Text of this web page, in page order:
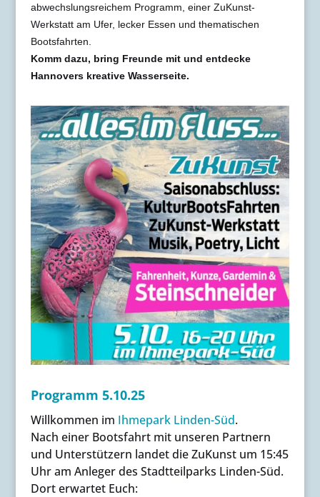
abwechslungsreichem Programm, einer ZuKunst-
Werkstatt am Ufer, lecker Essen und thematischen
Bootsfahrten.
Komm dazu, bring Freunde mit und entdecke
Hannovers kreative Wasserseite.
Programm 5.10.25
Willkommen im Ihmepark Linden-Süd.
Nach einer Bootsfahrt mit unseren Partnern
und Unterstützern landet die ZuKunst um 15:45
Uhr am Anleger des Stadtteilparks Linden-Süd.
Dort erwartet Euch: